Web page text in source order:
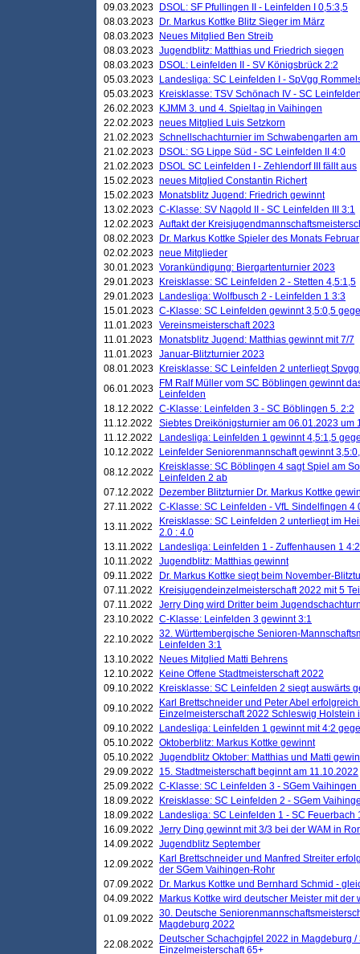
09.03.2023
DSOL: SF Pfullingen II - Leinfelden I 0,5:3,5
08.03.2023
Dr. Markus Kottke Blitz Sieger im März
08.03.2023
Neues Mitglied Ben Streib
08.03.2023 Jugendblitz: Matthias und Friedrich siegen
08.03.2023
DSOL: Leinfelden II - SV Königsbrück 2:2
05.03.2023
Landesliga: SC Leinfelden I - SpVgg
05.03.2023
Kreisklasse: TSV Schönach IV - SC
26.02.2023
KJMM 3. und 4. Spieltag in Vaihingen
22.02.2023 neues Mitglied Luis Setzkorn
21.02.2023 Schnellschachturnier im Schwabengarten
21.02.2023
DSOL: SG Lippe Süd - SC Leinfelden II 4:0
21.02.2023
DSOL SC Leinfelden I - Zehlendorf III fällt aus
15.02.2023 neues Mitglied Constantin Richert
15.02.2023
Monatsblitz Jugend: Friedrich gewinnt
13.02.2023 C-Klasse: SV Nagold II - SC Leinfelden III 3:1
12.02.2023 Auftakt der
08.02.2023
Dr. Markus Kottke Spieler des Monats Februar
02.02.2023 neue Mitglieder
30.01.2023 Vorankündigung: Biergartenturnier 2023
29.01.2023
Kreisklasse: SC Leinfelden 2 - Stetten 4,5:1,5
29.01.2023
Landesliga: Wolfbusch 2 - Leinfelden 1 3:3
15.01.2023 C-Klasse: SC Leinfelden gewinnt 3,5:0,5
11.01.2023 Vereinsmeisterschaft 2023
11.01.2023
Monatsblitz Jugend: Matthias gewinnt mit 7/7
11.01.2023 Januar-Blitzturnier 2023
08.01.2023
Kreisklasse: SC Leinfelden 2 unterliegt
06.01.2023
FM Ralf Müller vom SC Böblingen gewinnt
Leinfelden
18.12.2022 C-Klasse: Leinfelden 3 - SC Böblingen 5. 2:2
11.12.2022
Siebtes Dreikönigsturnier am 06.01.2023 um
11.12.2022
Landesliga: Leinfelden 1 gewinnt 4,5:1,5
10.12.2022
Leinfelder Seniorenmannschaft gewinnt
08.12.2022
Kreisklasse: SC Böblingen 4 sagt Spiel am
Leinfelden 2 ab
07.12.2022
Dezember Blitzturnier Dr. Markus Kottke
27.11.2022
C-Klasse: SC Leinfelden - VfL Sindelfingen 4
13.11.2022
Kreisklasse: SC Leinfelden 2 unterliegt im
2.0 : 4.0
13.11.2022
Landesliga: Leinfelden 1 - Zuffenhausen 1 4:2
10.11.2022
Jugendblitz: Matthias gewinnt
09.11.2022
Dr. Markus Kottke siegt beim November-
07.11.2022
Kreisjugendeinzelmeisterschaft 2022 mit 5
07.11.2022
Jerry Ding wird Dritter beim
23.10.2022 C-Klasse: Leinfelden 3 gewinnt 3:1
22.10.2022 32. Württembergische Senioren-
Leinfelden 3:1
13.10.2022
Neues Mitglied Matti Behrens
12.10.2022
Keine Offene Stadtmeisterschaft 2022
09.10.2022
Kreisklasse: SC Leinfelden 2 siegt auswärts
09.10.2022
Karl Brettschneider und Peter Abel
Einzelmeisterschaft 2022 Schleswig Holstein
09.10.2022
Landesliga: Leinfelden 1 gewinnt mit 4:2
05.10.2022 Oktoberblitz: Markus Kottke gewinnt
05.10.2022 Jugendblitz Oktober: Matthias und Matti
29.09.2022
15. Stadtmeisterschaft beginnt am 11.10.2022
25.09.2022 C-Klasse: SC Leinfelden 3 - SGem Vaihingen
18.09.2022
Kreisklasse: SC Leinfelden 2 - SGem
18.09.2022
Landesliga: SC Leinfelden 1 - SC Feuerbach
16.09.2022 Jerry Ding gewinnt mit 3/3 bei der WAM in
14.09.2022 Jugendblitz September
12.09.2022
Karl Brettschneider und Manfred Streiter
der SGem Vaihingen-Rohr
07.09.2022
Dr. Markus Kottke und Bernhard Schmid -
04.09.2022
Markus Kottke wird deutscher Meister mit
01.09.2022 30. Deutsche
Magdeburg 2022
22.08.2022
Deutscher Schachgipfel 2022 in Magdeburg
Einzelmeisterschaft 65+